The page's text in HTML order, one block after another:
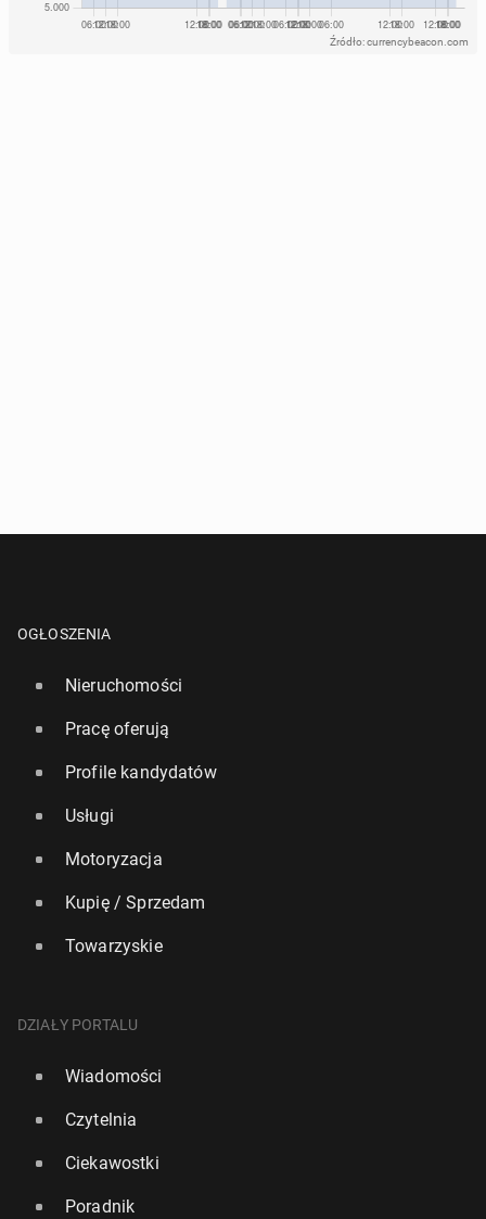
Źródło: currencybeacon.com
OGŁOSZENIA
Nieruchomości
Pracę oferują
Profile kandydatów
Usługi
Motoryzacja
Kupię / Sprzedam
Towarzyskie
DZIAŁY PORTALU
Wiadomości
Czytelnia
Ciekawostki
Poradnik